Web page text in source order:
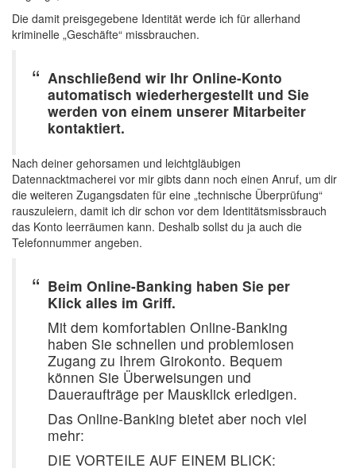
Die damit preisgegebene Identität werde ich für allerhand
kriminelle „Geschäfte“ missbrauchen.
Anschließend wir Ihr Online-Konto
automatisch wiederhergestellt und Sie
werden von einem unserer Mitarbeiter
kontaktiert.
Nach deiner gehorsamen und leichtgläubigen
Datennacktmacherei vor mir gibts dann noch einen Anruf, um dir
die weiteren Zugangsdaten für eine „technische Überprüfung“
rauszuleiern, damit ich dir schon vor dem Identitätsmissbrauch
das Konto leerräumen kann. Deshalb sollst du ja auch die
Telefonnummer angeben.
Beim Online-Banking haben Sie per
Klick alles im Griff.
Mit dem komfortablen Online-Banking
haben Sie schnellen und problemlosen
Zugang zu Ihrem Girokonto. Bequem
können Sie Überweisungen und
Daueraufträge per Mausklick erledigen.
Das Online-Banking bietet aber noch viel
mehr:
DIE VORTEILE AUF EINEM BLICK: